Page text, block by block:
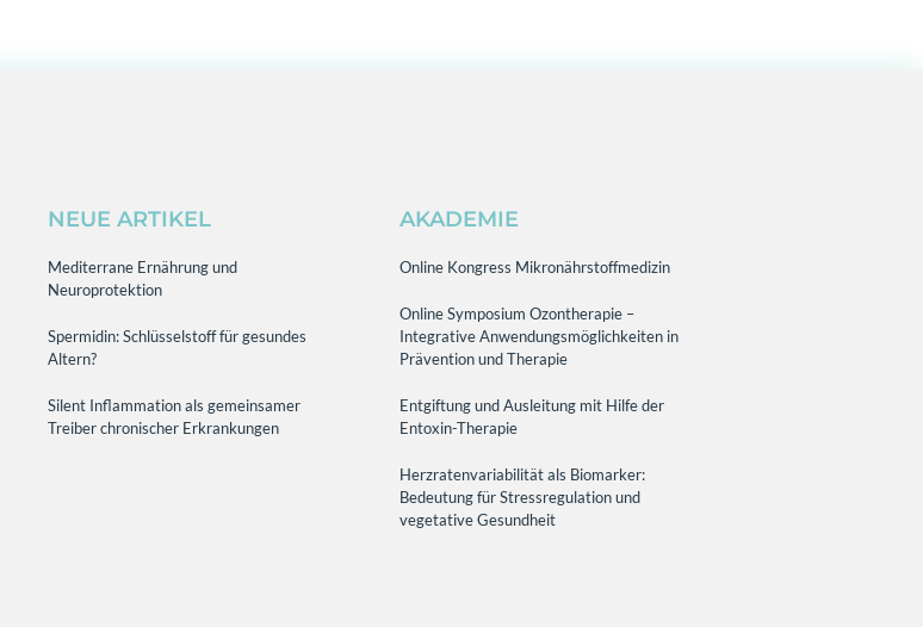
NEUE ARTIKEL
Mediterrane Ernährung und
Neuroprotektion
Spermidin: Schlüsselstoff für gesundes
Altern?
Silent Inflammation als gemeinsamer
Treiber chronischer Erkrankungen
AKADEMIE
Online Kongress Mikronährstoffmedizin
Online Symposium Ozontherapie –
Integrative Anwendungsmöglichkeiten in
Prävention und Therapie
Entgiftung und Ausleitung mit Hilfe der
Entoxin-Therapie
Herzratenvariabilität als Biomarker:
Bedeutung für Stressregulation und
vegetative Gesundheit